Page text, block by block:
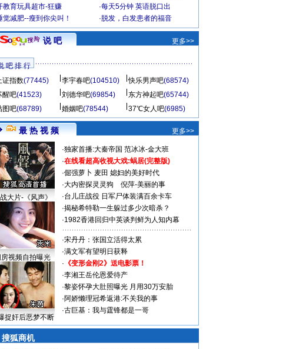
教育玩具超市-狂赚 ·每天5分钟 英语脱口出
觉减肥--瘦到你尖叫！ · 脱发，白发患者的福音
说 吧 更多>>
吧 排 行
证指数(77445) 李宇春吧(104510) 快乐男声吧(68574)
醒吧(41523) 刘德华吧(69854) 东方神起吧(65744)
图吧(68789) 婚姻吧(78544) 37℃女人吧(6985)
最 热 视 频 更多>>
大片-《风声》
房视频自拍曝光
捉奸后恶梦不断
·独家首播:大秦帝国 范冰冰-金大班
·在线看超高收视大戏:蜗居(完整版)
·倔强萝卜 麦田 媳妇的美好时代
·大内密探灵灵狗
倪萍-美丽的事
·台儿庄战役 日军尸体装满百余卡车
·揭秘希特勒一生躲过多少次暗杀？
·1982香港回归中英谈判鲜为人知内幕
·宋丹丹：张国立活得太累
·满文军有望明日获释
· 《变形金刚2》送电影票！
·李湘王岳伦恩爱待产
·黎姿怀孕大肚照曝光 月用30万安胎
·阿娇懒理冠希返港:不关我的事
·古巨基：我与霆锋都是一哥
搜狐商机